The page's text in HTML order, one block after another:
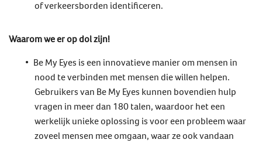
of verkeersborden identificeren.
Waarom we er op dol zijn!
Be My Eyes is een innovatieve manier om mensen in
nood te verbinden met mensen die willen helpen.
Gebruikers van Be My Eyes kunnen bovendien hulp
vragen in meer dan 180 talen, waardoor het een
werkelijk unieke oplossing is voor een probleem waar
zoveel mensen mee omgaan, waar ze ook vandaan